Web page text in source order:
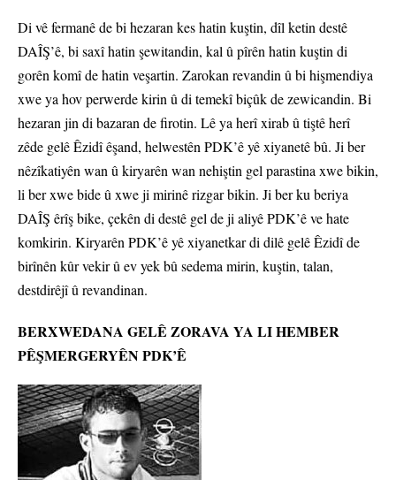
Di vê fermanê de bi hezaran kes hatin kuştin, dîl ketin destê
DAÎŞ’ê, bi saxî hatin şewitandin, kal û pîrên hatin kuştin di
gorên komî de hatin veşartin. Zarokan revandin û bi hişmendiya
xwe ya hov perwerde kirin û di temekî biçûk de zewicandin. Bi
hezaran jin di bazaran de firotin. Lê ya herî xirab û tiştê herî
zêde gelê Êzidî êşand, helwestên PDK’ê yê xiyanetê bû. Ji ber
nêzîkatiyên wan û kiryarên wan nehiştin gel parastina xwe bikin,
li ber xwe bide û xwe ji mirinê rizgar bikin. Ji ber ku beriya
DAÎŞ êrîş bike, çekên di destê gel de ji aliyê PDK’ê ve hate
komkirin. Kiryarên PDK’ê yê xiyanetkar di dilê gelê Êzidî de
birînên kûr vekir û ev yek bû sedema mirin, kuştin, talan,
destdirêjî û revandinan.
BERXWEDANA GELÊ ZORAVA YA LI HEMBER
PÊŞMERGERYÊN PDK’Ê